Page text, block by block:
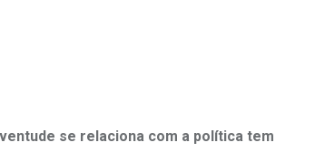
se relaciona com a política tem